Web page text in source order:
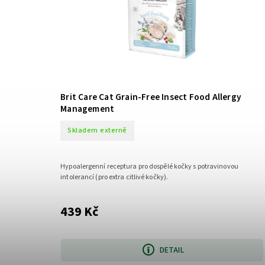
Brit Care Cat Grain-Free Insect Food Allergy
Management
Skladem externě
439 Kč
DETAIL
Hypoalergenní receptura pro dospělé kočky s potravinovou
intolerancí (pro extra citlivé kočky).